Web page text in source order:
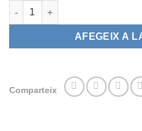
quantitat de Retòrica nova
AFEGEIX A
Comparteix